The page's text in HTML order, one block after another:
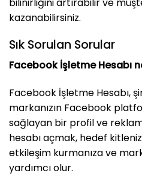
kazanabilirsiniz.
Sık Sorulan Sorular
Facebook İşletme Hesabı
Facebook İşletme Hesabı,
markanızın Facebook
sağlayan bir profil ve
hesabı açmak, hedef
etkileşim kurmanıza ve
yardımcı olur.